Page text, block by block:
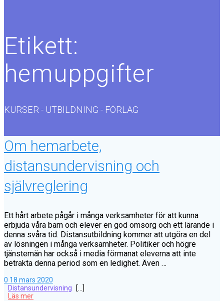
Etikett:
hemuppgifter
KURSER - UTBILDNING - FÖRLAG
Om hemarbete,
distansundervisning och
självreglering
Ett hårt arbete pågår i många verksamheter för att kunna
erbjuda våra barn och elever en god omsorg och ett lärande i
denna svåra tid. Distansutbildning kommer att utgöra en del
av lösningen i många verksamheter. Politiker och högre
tjänstemän har också i media förmanat eleverna att inte
betrakta denna period som en ledighet. Även …
0 18 mars 2020
Distansundervisning
[…]
Läs mer